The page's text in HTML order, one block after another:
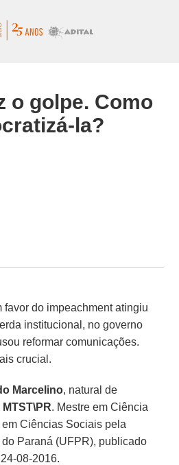
o golpe. Como
la?
favor do impeachment atingiu
institucional, no governo
reformar comunicações.
crucial.
Marcelino, natural de
MTST\PR. Mestre em Ciência
Ciências Sociais pela
Paraná (UFPR), publicado
08-2016.